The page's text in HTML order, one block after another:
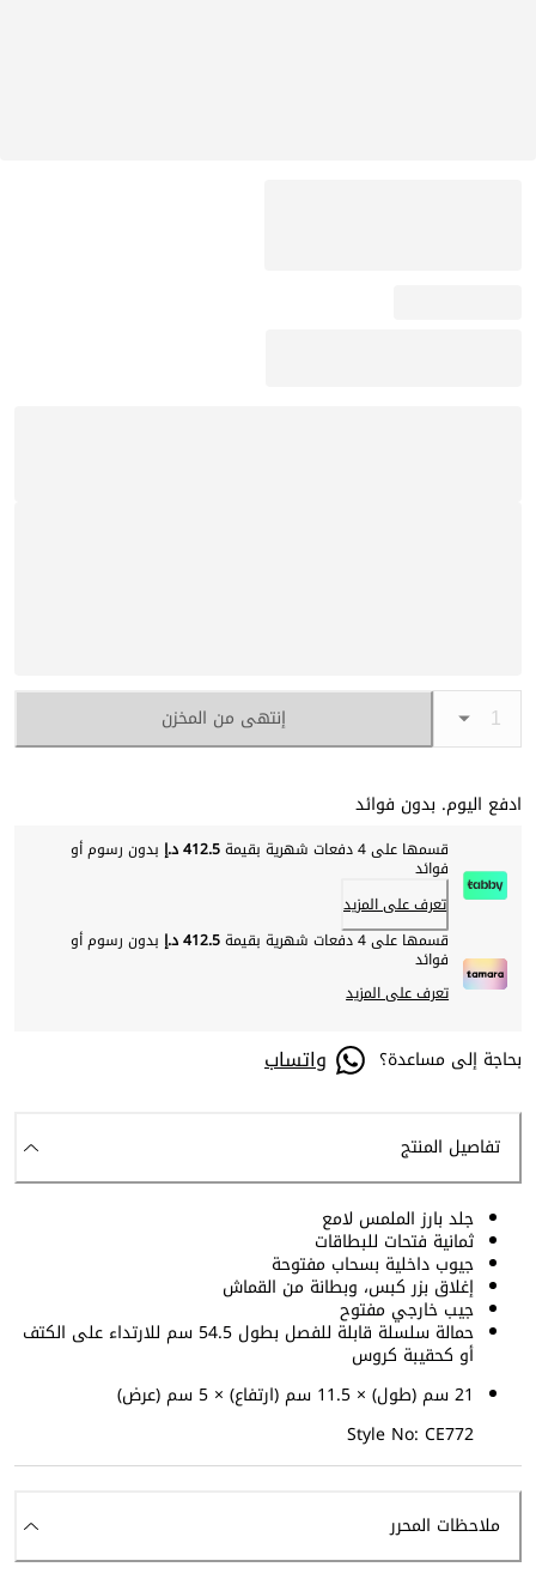
إنتهى من المخزن
ادفع اليوم. بدون فوائد
قسمها على 4 دفعات شهرية بقيمة 412.5 د.إ بدون رسوم أو
فوائد
تعرف على المزيد
قسمها على 4 دفعات شهرية بقيمة
412.5 د.إ بدون رسوم أو
فوائد
تعرف على المزيد
بحاجة إلى مساعدة؟ واتساب
تفاصيل المنتج
جلد بارز الملمس لامع
ثمانية فتحات للبطاقات
جيوب داخلية بسحاب مفتوحة
إغلاق بزر كبس، وبطانة من القماش
جيب خارجي مفتوح
حمالة سلسلة قابلة للفصل بطول 54.5 سم للارتداء على الكتف
أو كحقيبة كروس
21 سم (طول) × 11.5 سم (ارتفاع) × 5 سم (عرض)
Style No: CE772
ملاحظات المحرر